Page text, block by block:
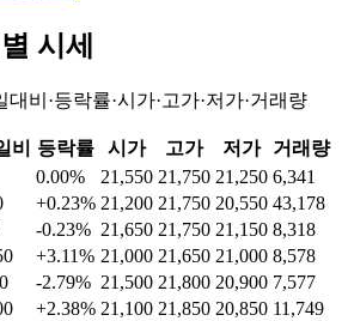
시세
비·등락률·시가·고가·저가·거래량
비 등락률 시가 고가 저가
거래량
0.00% 21,550 21,750 21,250 6,341
+0.23% 21,200 21,750 20,550 43,178
-0.23% 21,650 21,750 21,150 8,318
+3.11% 21,000 21,650 21,000 8,578
-2.79% 21,500 21,800 20,900 7,577
+2.38% 21,100 21,850 20,850 11,749